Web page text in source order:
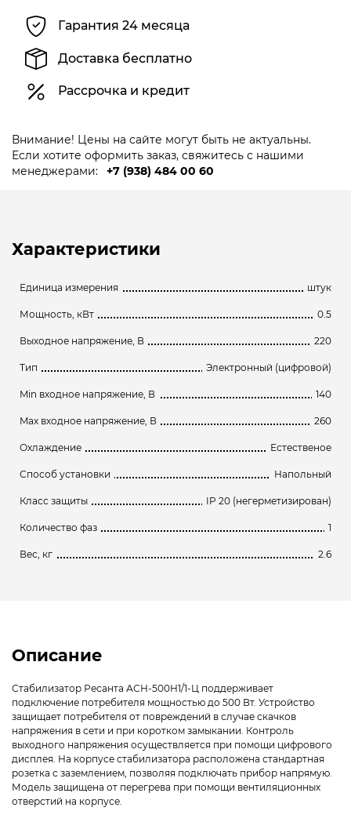
Гарантия 24 месяца
Доставка бесплатно
Рассрочка и кредит
Внимание! Цены на сайте могут быть не актуальны.
Если хотите оформить заказ, свяжитесь с нашими
менеджерами:
+7 (938) 484 00 60
Характеристики
Единица измерения штук
Мощность, кВт 0.5
Выходное напряжение, В 220
Тип Электронный (цифровой)
Min входное напряжение, В 140
Max входное напряжение, В 260
Охлаждение Естественое
Способ установки Напольный
Класс защиты IP 20 (негерметизирован)
Количество фаз 1
Вес, кг 2.6
Описание
Стабилизатор Ресанта АСН-500Н1/1-Ц поддерживает
подключение потребителя мощностью до 500 Вт. Устройство
защищает потребителя от повреждений в случае скачков
напряжения в сети и при коротком замыкании. Контроль
выходного напряжения осуществляется при помощи цифрового
дисплея. На корпусе стабилизатора расположена стандартная
розетка с заземлением, позволяя подключать прибор напрямую.
Модель защищена от перегрева при помощи вентиляционных
отверстий на корпусе.